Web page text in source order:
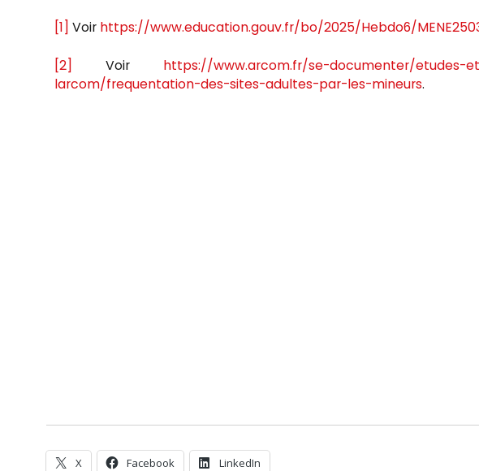
[1] Voir https://www.education.gouv.fr/bo/2025/Hebdo6/
[2] Voir https://www.arcom.fr/se-documenter/etudes-
larcom/frequentation-des-sites-adultes-par-les-mineurs.
X Facebook LinkedIn